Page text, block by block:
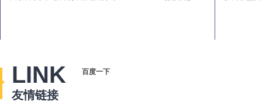
LINK
友情链接
百度一下